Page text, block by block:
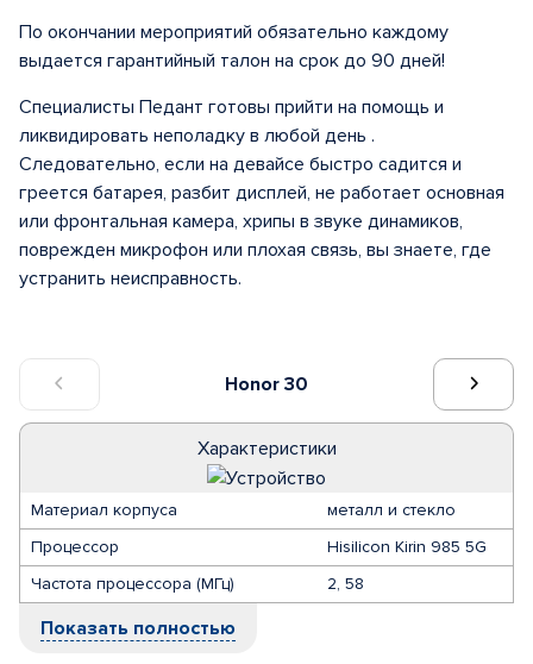
Honor 30
Характеристики
Материал корпуса
металл и стекло
Процессор
Hisilicon Kirin 985 5G
Частота процессора (МГц)
2, 58
Показать полностью
По окончании мероприятий обязательно каждому
выдается гарантийный талон на срок до 90 дней!
Специалисты Педант готовы прийти на помощь и
ликвидировать неполадку в любой день .
Следовательно, если на девайсе быстро садится и
греется батарея, разбит дисплей, не работает основная
или фронтальная камера, хрипы в звуке динамиков,
поврежден микрофон или плохая связь, вы знаете, где
устранить неисправность.